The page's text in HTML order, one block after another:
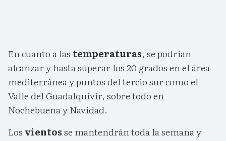
En cuanto a las temperaturas, se podrían
alcanzar y hasta superar los 20 grados en el área
mediterránea y puntos del tercio sur como el
Valle del Guadalquivir, sobre todo en
Nochebuena y Navidad.
Losvientosse mantendrán toda la semana y